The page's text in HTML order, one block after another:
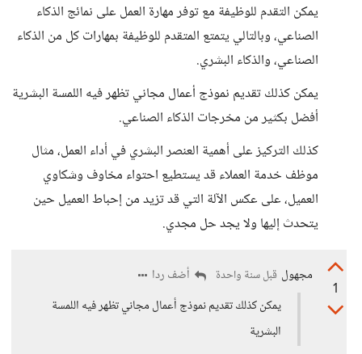
يمكن التقدم للوظيفة مع توفر مهارة العمل على نمائج الذكاء
الصناعي، وبالتالي يتمتع المتقدم للوظيفة بمهارات كل من الذكاء
الصناعي، والذكاء البشري.
يمكن كذلك تقديم نموذج أعمال مجاني تظهر فيه اللمسة البشرية
أفضل بكثير من مخرجات الذكاء الصناعي.
كذلك التركيز على أهمية العنصر البشري في أداء العمل، مثال
موظف خدمة العملاء قد يستطيع احتواء مخاوف وشكاوي
العميل، على عكس الآلة التي قد تزيد من إحباط العميل حين
يتحدث إليها ولا يجد حل مجدي.
1
مجهول قبل سنة واحدة
أضف ردا
يمكن كذلك تقديم نموذج أعمال مجاني تظهر فيه اللمسة
البشرية